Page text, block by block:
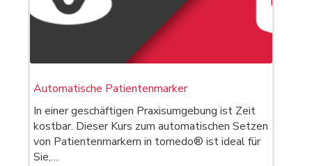
Automatische Patientenmarker
In einer geschäftigen Praxisumgebung ist Zeit
kostbar. Dieser Kurs zum automatischen Setzen
von Patientenmarkern in tomedo® ist ideal für
Sie,…